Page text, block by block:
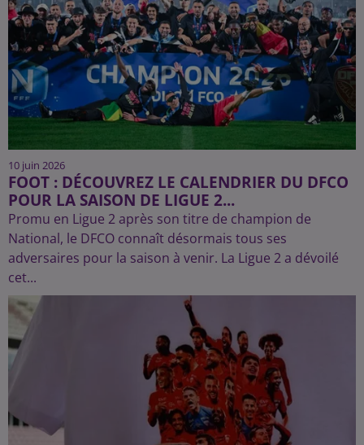
10 juin 2026
FOOT : DÉCOUVREZ LE CALENDRIER DU DFCO
POUR LA SAISON DE LIGUE 2...
Promu en Ligue 2 après son titre de champion de
National, le DFCO connaît désormais tous ses
adversaires pour la saison à venir. La Ligue 2 a dévoilé
cet...